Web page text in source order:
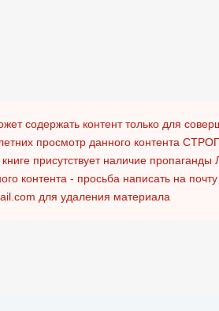
содержать контент только для
просмотр данного контента
присутствует наличие пропаганды
контента - просьба написать на почту
для удаления материала